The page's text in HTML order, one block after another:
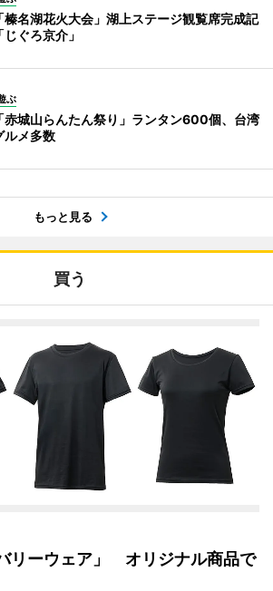
榛名湖花火大会」湖上ステージ観覧席完成記
ぐろ京介」
ぶ
赤城山らんたん祭り」ランタン600個、台湾
ルメ多数
もっと見る
買う
リーウェア」 オリジナル商品で